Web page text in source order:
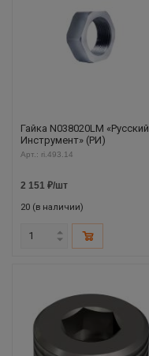
Гайка N038020LM «Русский
Инструмент» (РИ)
Арт.: ri.493.14
2 151 ₽/шт
20 (в наличии)